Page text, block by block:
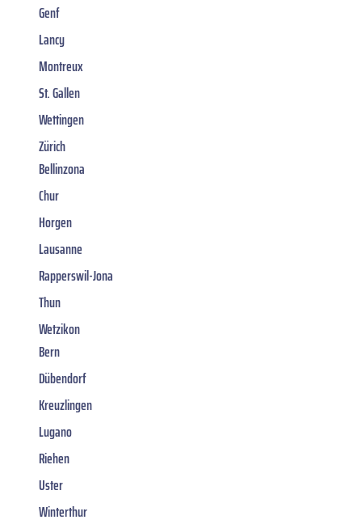
Genf
Lancy
Montreux
St. Gallen
Wettingen
Zürich
Bellinzona
Chur
Horgen
Lausanne
Rapperswil-Jona
Thun
Wetzikon
Bern
Dübendorf
Kreuzlingen
Lugano
Riehen
Uster
Winterthur